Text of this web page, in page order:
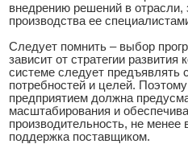
внедрению решений в отрасли,
производства ее
Следует помнить – выбор
зависит от стратегии
системе следует предъявлять
потребностей и целей.
предприятием должна
масштабирования и
производительность, не менее
поддержка поставщиком.